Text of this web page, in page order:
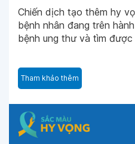
Chiến dịch tạo thêm hy
bệnh nhân đang trên
bệnh ung thư và tìm
Tham khảo thêm